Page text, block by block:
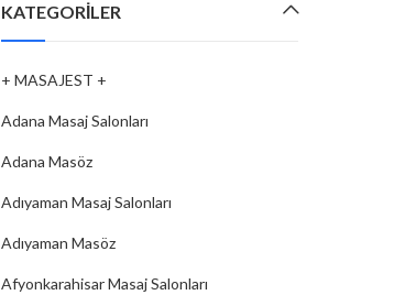
KATEGORILER
+ MASAJEST +
Adana Masaj Salonları
Adana Masöz
Adıyaman Masaj Salonları
Adıyaman Masöz
Afyonkarahisar Masaj Salonları